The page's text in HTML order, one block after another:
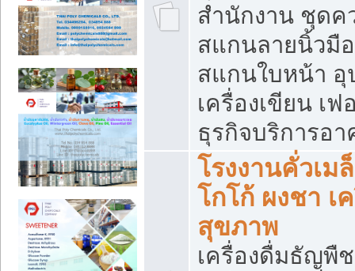
สำนักงาน ชุดค
สแกนลายนิ้วมื
สแกนใบหน้า
เครื่องเขียน เ
ธุรกิจบริการอ
โรงงานคั่วเม
โกโก้ ผงชา เ
สุขภาพ
เครื่องดื่มธัญพื